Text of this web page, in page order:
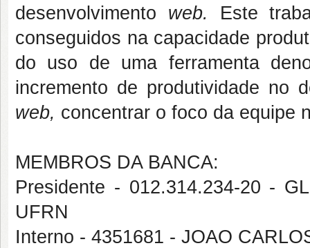
desenvolvimento web. Este
conseguidos na capacidade
do uso de uma ferramenta
incremento de produtividade no
web, concentrar o foco da equipe
MEMBROS DA BANCA:
Presidente - 012.314.234-20 -
UFRN
Interno - 4351681 - JOAO